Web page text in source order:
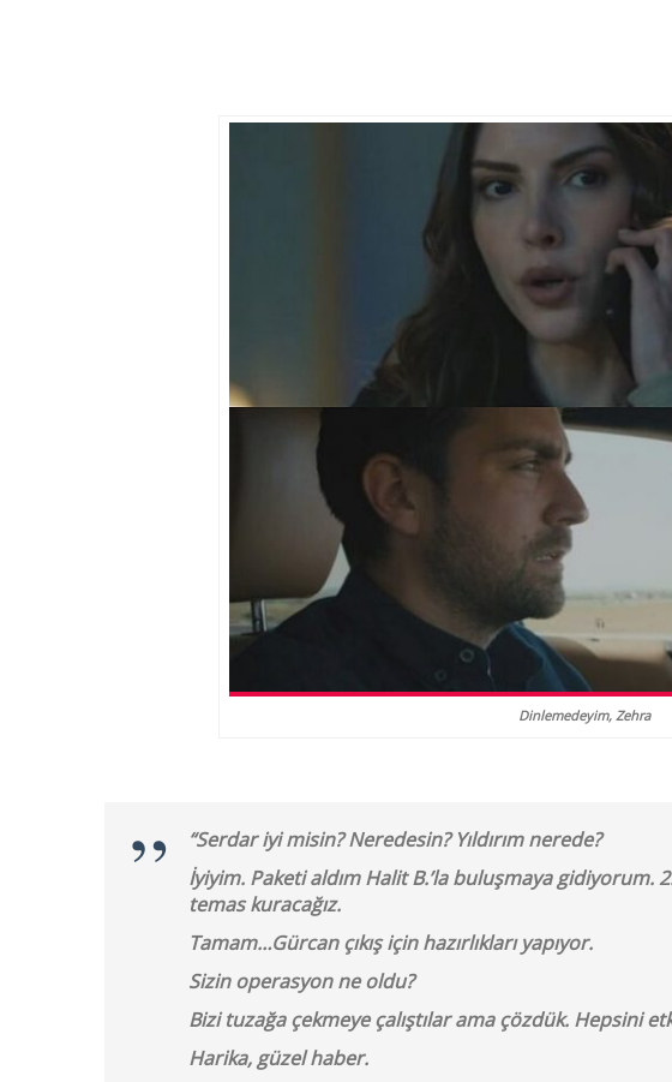
Dinlemedeyim, Zehra
“Serdar iyi misin? Neredesin? Yıldırım nerede?
İyiyim. Paketi aldım Halit B.’la buluşmaya gidiyorum.
temas kuracağız.
Tamam…Gürcan çıkış için hazırlıkları yapıyor.
Sizin operasyon ne oldu?
Bizi tuzağa çekmeye çalıştılar ama çözdük. Hepsini
Harika, güzel haber.